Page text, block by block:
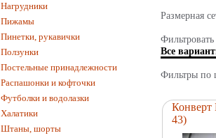
Размерная
Все
Фильтры по
Нагрудники
Пижамы
Пинетки, рукавички
Ползунки
Постельные принадлежности
Распашонки и кофточки
Футболки и водолазки
Халатики
Штаны, шорты
Конверт
43)